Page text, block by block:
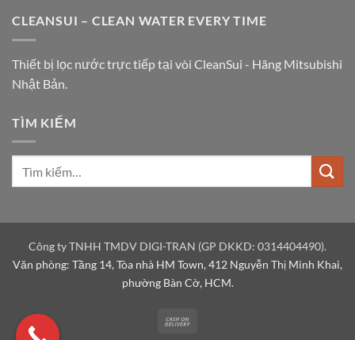
CLEANSUI – CLEAN WATER EVERY TIME
Thiết bị lọc nước trực tiếp tại vòi CleanSui - Hãng Mitsubishi
Nhật Bản.
TÌM KIẾM
Công ty TNHH TMDV DIGI-TRAN (GP DKKD: 0314404490).
Văn phòng: Tầng 14, Tòa nhà HM Town, 412 Nguyễn Thị Minh Khai,
phường Bàn Cờ, HCM.